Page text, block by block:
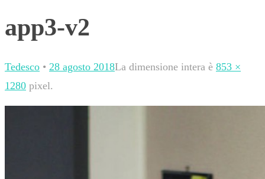
app3-v2
Tedesco • 28 agosto 2018La dimensione intera è 853 ×
1280 pixel.